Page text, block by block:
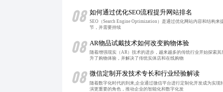
08 如何通过优化SEO流程提升网站排名
SEO（Search Engine Optimization）是通过优化网站内容和结构
节，并需要持续
08 AR物品试戴技术如何改变购物体验
随着增强现实（AR）技术的进步，越来越多的传统行业开始探索
升了购物体验，并解决了传统实体店和在线购物
08 微信定制开发技术专长和行业经验解读
随着数字化时代的到来,企业通过微信平台进行定制化开发成为实
演更重要的角色，推动企业的智能化和数字化发